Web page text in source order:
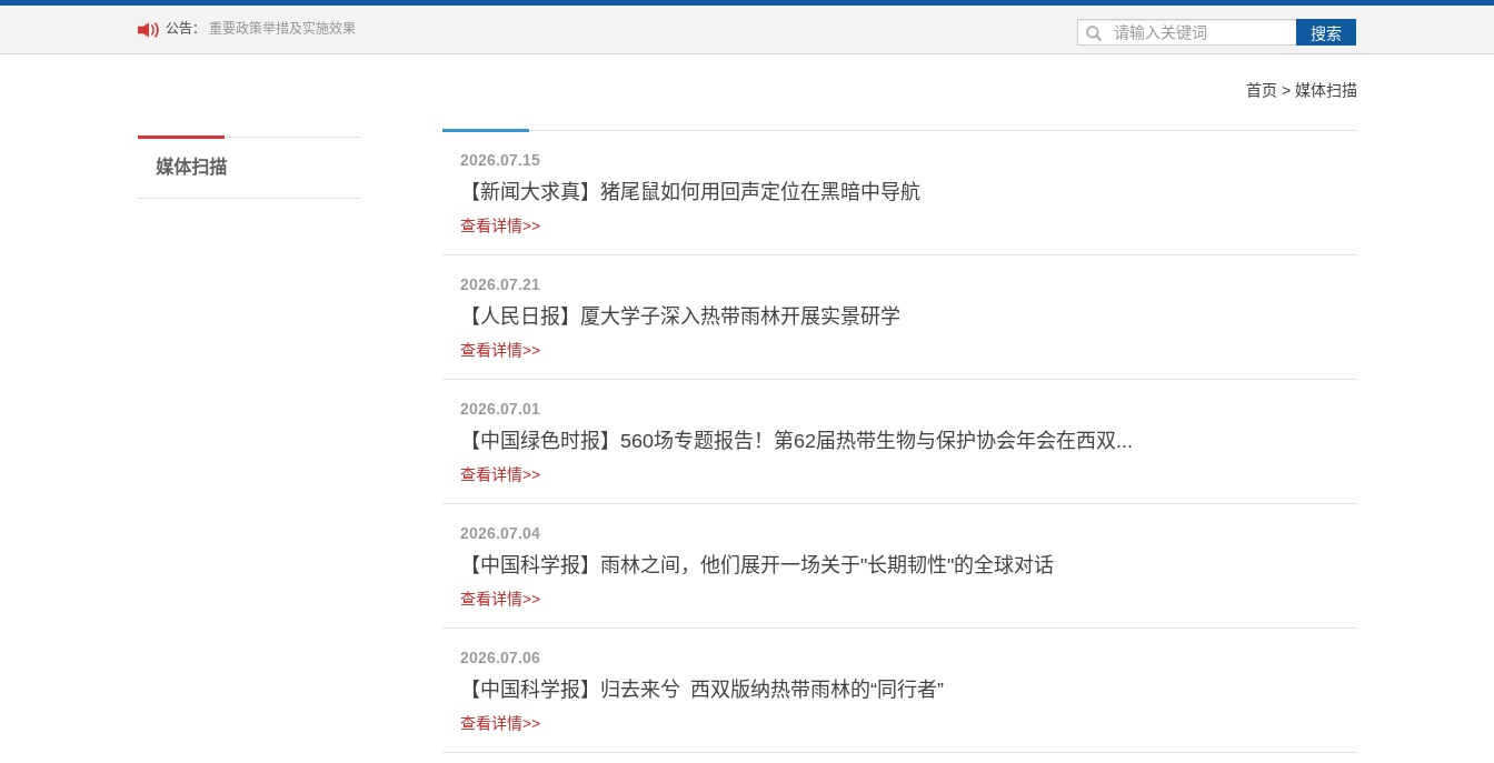
公告： 重要政策举措及实施效果 搜索
首页 > 媒体扫描
媒体扫描 2026.07.15
【新闻大求真】猪尾鼠如何用回声定位在黑暗中导航
查看详情>>
2026.07.21
【人民日报】厦大学子深入热带雨林开展实景研学
查看详情>>
2026.07.01
【中国绿色时报】560场专题报告！第62届热带生物与保护协会年会在西双...
查看详情>>
2026.07.04
【中国科学报】雨林之间，他们展开一场关于"长期韧性"的全球对话
查看详情>>
2026.07.06
【中国科学报】归去来兮 西双版纳热带雨林的“同行者”
查看详情>>